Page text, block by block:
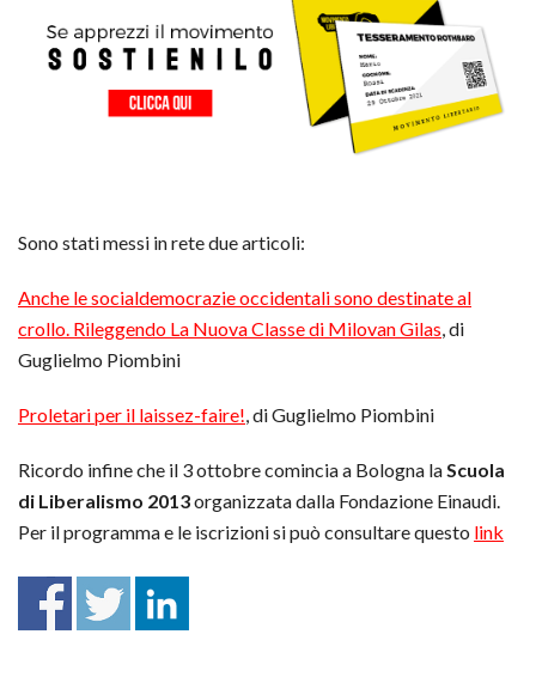
Sono stati messi in rete due articoli:
Anche le socialdemocrazie occidentali sono destinate al
crollo. Rileggendo La Nuova Classe di Milovan Gilas , di
Guglielmo Piombini
Proletari per il laissez-faire! , di Guglielmo Piombini
Ricordo infine che il 3 ottobre comincia a Bologna la Scuola
di Liberalismo 2013organizzata dalla Fondazione Einaudi.
Per il programma e le iscrizioni si può consultare questo link